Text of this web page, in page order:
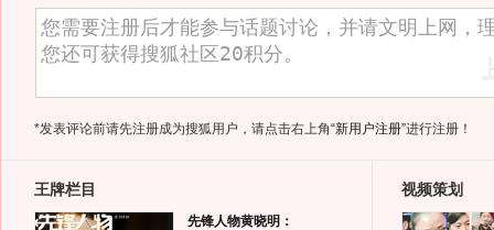
*发表评论前请先注册成为搜狐用户，请点击右上角“新用户注册”进行注册！
王牌栏目
先锋人物黄晓明：
视频策划